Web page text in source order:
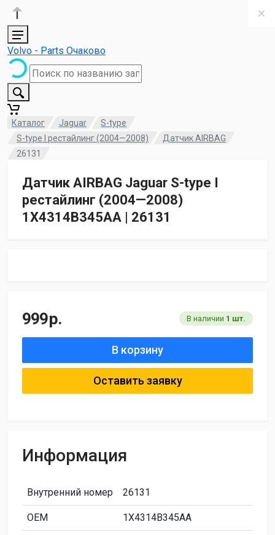
Volvo - Parts Очаково
Каталог Jaguar
S-type
S-type I рестайлинг (2004—2008)
Датчик AIRBAG
26131
Датчик AIRBAG Jaguar S-type I
рестайлинг (2004—2008)
1X4314B345AA | 26131
999р. В наличии 1 шт.
В корзину
Оставить заявку
Информация
Внутренний номер 26131
ОЕМ 1X4314B345AA